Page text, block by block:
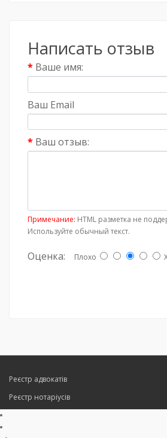
Написать отзыв
Ваше имя:
Ваш Email
Ваш отзыв:
Примечание: HTML разметка не
Используйте обычный текст.
Оценка: Плохо
Реєстр адвокатів
Реєстр нотаріусів